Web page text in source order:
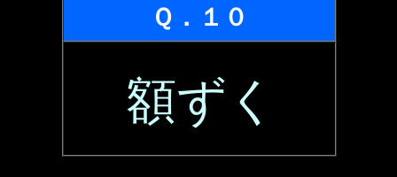
Ｑ．１０
額ずく